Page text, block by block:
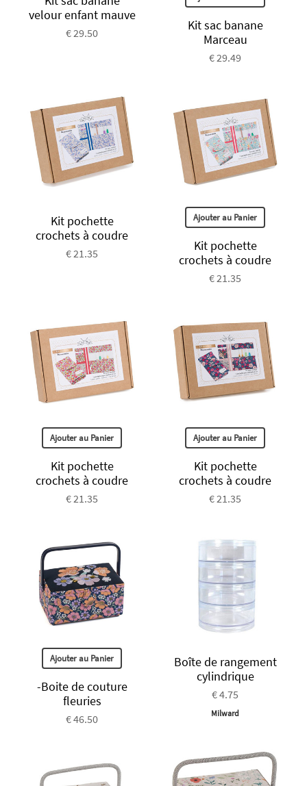
velour enfant mauve
€ 29.50
Kit sac banane
Marceau
€ 29.49
Kit pochette
crochets à coudre
€ 21.35
Ajouter au Panier
Kit pochette
crochets à coudre
€ 21.35
Ajouter au Panier
Kit pochette
crochets à coudre
€ 21.35
Ajouter au Panier
Kit pochette
crochets à coudre
€ 21.35
Ajouter au Panier
-Boite de couture
fleuries
€ 46.50
Boîte de rangement
cylindrique
€ 4.75
Milward